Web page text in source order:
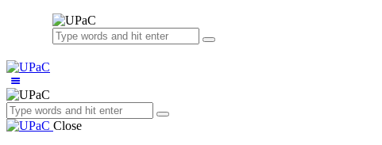
Close